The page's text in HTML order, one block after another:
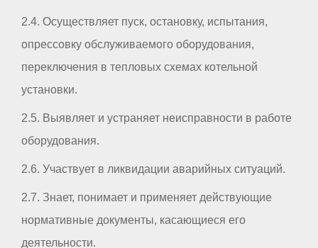
2.4. Осуществляет пуск, остановку, испытания,
опрессовку обслуживаемого оборудования,
переключения в тепловых схемах котельной
установки.
2.5. Выявляет и устраняет неисправности в работе
оборудования.
2.6. Участвует в ликвидации аварийных ситуаций.
2.7. Знает, понимает и применяет действующие
нормативные документы, касающиеся его
деятельности.